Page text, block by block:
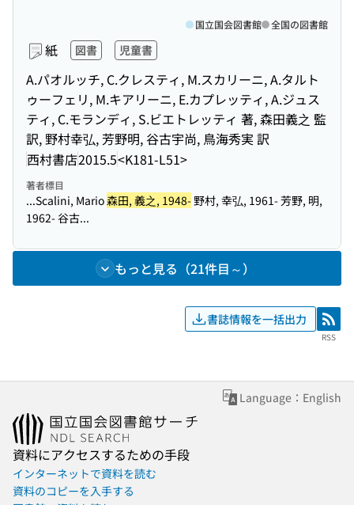
紙 図書 児童書
A.パオルッチ, C.クレスティ, M.スカリーニ, A.タルト
ゥーフェリ, M.キアリーニ, E.カプレッティ, A.ジュス
ティ, C.モランディ, S.ビエトレッティ 著, 森田義之 監
訳, 野村幸弘, 芳野明, 谷古宇尚, 鳥海秀実 訳
西村書店2015.5<K181-L51>
国立国会図書館 全国の図書館
著者標目
...Scalini, Mario森田, 義之, 1948-野村, 幸弘, 1961- 芳野, 明,
1962- 谷古...
もっと見る（21件目～）
書誌情報を一括出力 RSS
RSS
Language：English
資料にアクセスするための手段
インターネットで資料を読む
資料のコピーを入手する